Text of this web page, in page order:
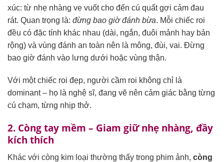
xúc: từ nhẹ nhàng ve vuốt cho đến cú quất gợi cảm đau
rát. Quan trọng là: đừng bao giờ đánh bừa. Mỗi chiếc roi
đều có đặc tính khác nhau (dài, ngắn, đuôi mảnh hay bản
rộng) và vùng đánh an toàn nên là mông, đùi, vai. Đừng
bao giờ đánh vào lưng dưới hoặc vùng thận.
Với một chiếc roi đẹp, người cầm roi không chỉ là
dominant – họ là nghệ sĩ, đang vẽ nên cảm giác bằng từng
cú chạm, từng nhịp thở.
2. Còng tay mềm – Giam giữ nhẹ nhàng, đầy
kích thích
Khác với còng kim loại thường thấy trong phim ảnh, còng